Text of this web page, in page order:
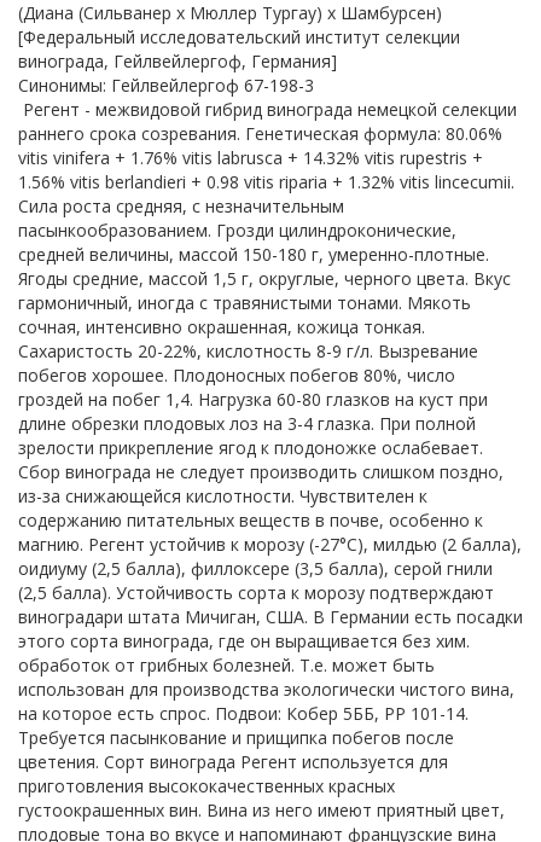
(Диана (Сильванер x Мюллер Тургау) x Шамбурсен)
[Федеральный исследовательский институт селекции
винограда, Гейлвейлергоф, Германия]
Синонимы: Гейлвейлергоф 67-198-3
Регент - межвидовой гибрид винограда немецкой селекции
раннего срока созревания. Генетическая формула: 80.06%
vitis vinifera + 1.76% vitis labrusca + 14.32% vitis rupestris +
1.56% vitis berlandieri + 0.98 vitis riparia + 1.32% vitis lincecumii.
Сила роста средняя, с незначительным
пасынкообразованием. Грозди цилиндроконические,
средней величины, массой 150-180 г, умеренно-плотные.
Ягоды средние, массой 1,5 г, округлые, черного цвета. Вкус
гармоничный, иногда с травянистыми тонами. Мякоть
сочная, интенсивно окрашенная, кожица тонкая.
Сахаристость 20-22%, кислотность 8-9 г/л. Вызревание
побегов хорошее. Плодоносных побегов 80%, число
гроздей на побег 1,4. Нагрузка 60-80 глазков на куст при
длине обрезки плодовых лоз на 3-4 глазка. При полной
зрелости прикрепление ягод к плодоножке ослабевает.
Сбор винограда не следует производить слишком поздно,
из-за снижающейся кислотности. Чувствителен к
содержанию питательных веществ в почве, особенно к
магнию. Регент устойчив к морозу (-27°С), милдью (2 балла),
оидиуму (2,5 балла), филлоксере (3,5 балла), серой гнили
(2,5 балла). Устойчивость сорта к морозу подтверждают
виноградари штата Мичиган, США. В Германии есть посадки
этого сорта винограда, где он выращивается без хим.
обработок от грибных болезней. Т.е. может быть
использован для производства экологически чистого вина,
на которое есть спрос. Подвои: Кобер 5ББ, РР 101-14.
Требуется пасынкование и прищипка побегов после
цветения. Сорт винограда Регент используется для
приготовления высококачественных красных
густоокрашенных вин. Вина из него имеют приятный цвет,
плодовые тона во вкусе и напоминают французские вина